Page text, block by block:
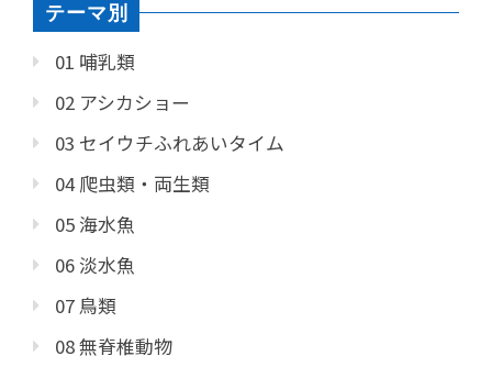
テーマ別
01 哺乳類
02 アシカショー
03 セイウチふれあいタイム
04 爬虫類・両生類
05 海水魚
06 淡水魚
07 鳥類
08 無脊椎動物